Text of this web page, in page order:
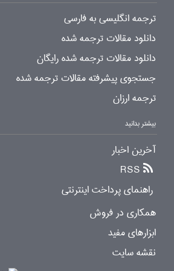
ترجمه انگلیسی به فارسی
دانلود مقالات ترجمه شده
دانلود مقالات ترجمه شده رایگان
جستجوی پیشرفته مقالات ترجمه شده
ترجمه ارزان
بیشتر بدانید
آخرین اخبار
RSS
راهنمای پرداخت اینترنتی
همکاری در فروش
ابزارهای مفید
نقشه سایت